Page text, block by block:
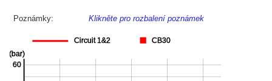
Poznámky: Klikněte pro rozbalení poznámek